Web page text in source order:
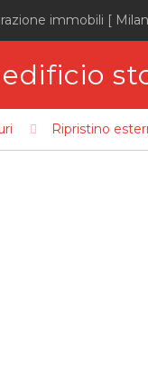
immobili [
Ripristino